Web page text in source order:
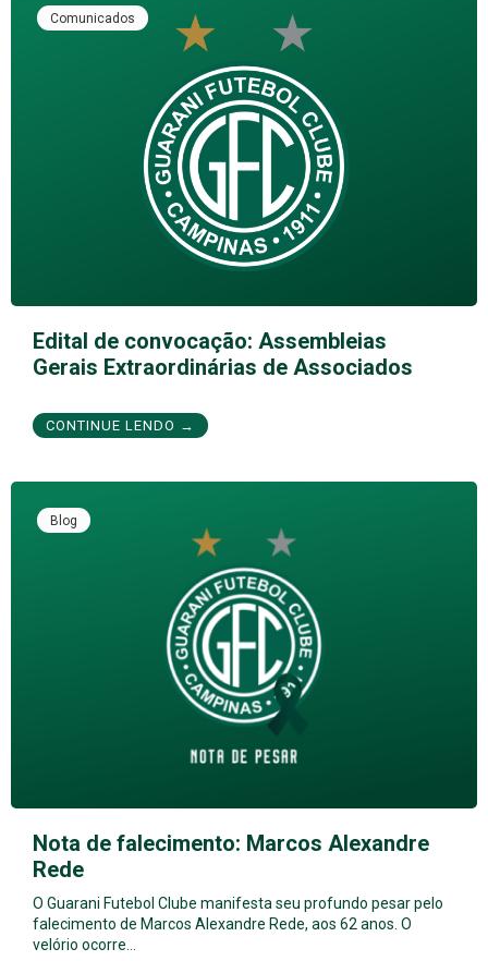
Comunicados
Edital de convocação: Assembleias
Gerais Extraordinárias de Associados
CONTINUE LENDO →
Blog
Nota de falecimento: Marcos Alexandre
Rede
O Guarani Futebol Clube manifesta seu profundo pesar pelo
falecimento de Marcos Alexandre Rede, aos 62 anos. O
velório ocorre…